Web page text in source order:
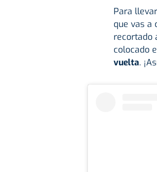
Para
que vas a
recortado
colocado
vuelta.